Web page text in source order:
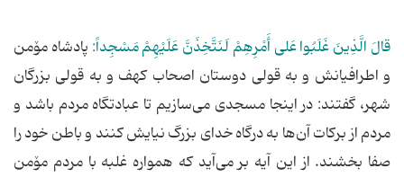
قالَ الَّذِینَ غَلَبُوا عَلی أَمْرِهِمْ لَنَتَّخِذَنَّ عَلَیْهِمْ مَسْجِداً: پادشاه مۆمن
و اطرافیانش و به قولی دوستان اصحاب کهف و به قولی بزرگان
شهر، گفتند: در اینجا مسجدی می‌سازیم تا عبادتگاه مردم باشد و
مردم از برکات آن‌ها به درگاه خدای بزرگ نیایش کنند و باطن خود را
صفا بخشند. از این آیه بر می‌آید که همواره غلبه با مردم مۆمن